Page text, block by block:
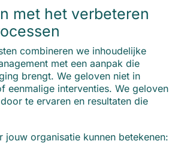
met het verbeteren
combineren we inhoudelijke
met een aanpak die
brengt. We geloven niet in
eenmalige interventies. We geloven
te ervaren en resultaten die
organisatie kunnen betekenen: